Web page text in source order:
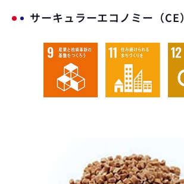
サーキュラーエコノミー（CE）